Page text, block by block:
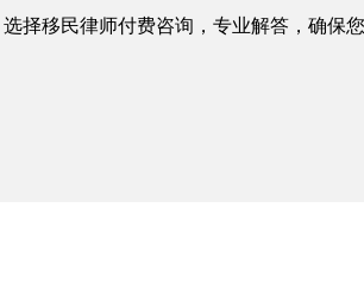
择移民律师付费咨询，专业解答，确保